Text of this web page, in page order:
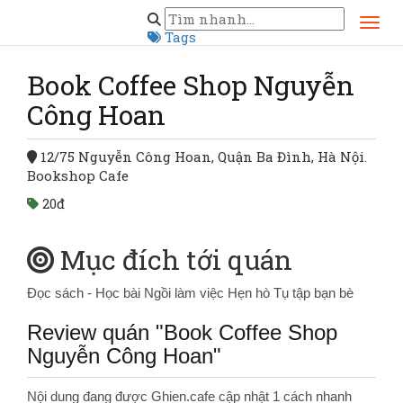
Tags
Hà Nội
Book Coffee Shop Nguyễn Công Hoan
Book Coffee Shop Nguyễn
Công Hoan
12/75 Nguyễn Công Hoan, Quận Ba Đình, Hà Nội.
Bookshop Cafe
20đ
Mục đích tới quán
Đọc sách - Học bài Ngồi làm việc Hẹn hò Tụ tập bạn bè
Review quán "Book Coffee Shop
Nguyễn Công Hoan"
Nội dung đang được Ghien.cafe cập nhật 1 cách nhanh